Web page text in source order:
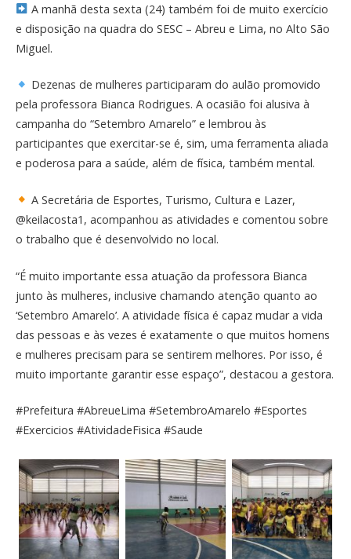
A manhã desta sexta (24) também foi de muito exercício
e disposição na quadra do SESC – Abreu e Lima, no Alto São
Miguel.
Dezenas de mulheres participaram do aulão promovido
pela professora Bianca Rodrigues. A ocasião foi alusiva à
campanha do “Setembro Amarelo” e lembrou às
participantes que exercitar-se é, sim, uma ferramenta aliada
e poderosa para a saúde, além de física, também mental.
A Secretária de Esportes, Turismo, Cultura e Lazer,
@keilacosta1, acompanhou as atividades e comentou sobre
o trabalho que é desenvolvido no local.
“É muito importante essa atuação da professora Bianca
junto às mulheres, inclusive chamando atenção quanto ao
‘Setembro Amarelo’. A atividade física é capaz mudar a vida
das pessoas e às vezes é exatamente o que muitos homens
e mulheres precisam para se sentirem melhores. Por isso, é
muito importante garantir esse espaço”, destacou a gestora.
#Prefeitura #AbreueLima #SetembroAmarelo #Esportes
#Exercicios #AtividadeFisica #Saude